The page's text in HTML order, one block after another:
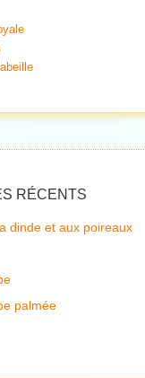
RÉCENTS
dinde et aux poireaux
palmée